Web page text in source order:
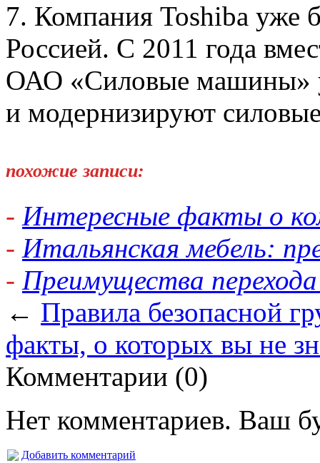
7. Компания Toshiba уже
Россией. С 2011 года
ОАО «Силовые машины»
и модернизируют
похожие записи:
- Интересные факты о
- Итальянская мебель:
- Преимущества
← Правила безопасной
факты, о которых вы не
Комментарии (0)
Нет комментариев. Ваш
Добавить комментарий